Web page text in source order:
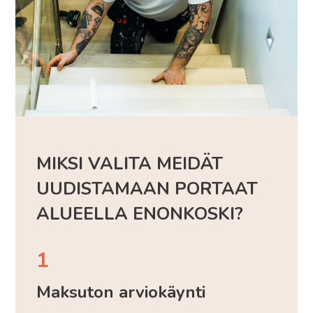
MIKSI VALITA MEIDÄT
UUDISTAMAAN PORTAAT
ALUEELLA ENONKOSKI?
1
Maksuton arviokäynti